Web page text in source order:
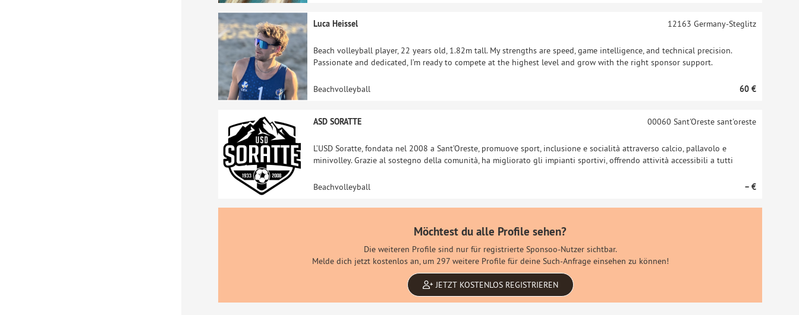
Luca Heissel
Beach volleyball player, 22 years old, 1.82m tall. My strengths are speed, game intelligence, and technical precision.
Passionate and dedicated, I’m ready to compete at the highest level and grow with the right sponsor support.
12163 Germany-Steglitz
Beachvolleyball 60 €
ASD SORATTE
L’USD Soratte, fondata nel 2008 a Sant’Oreste, promuove sport, inclusione e socialità attraverso calcio, pallavolo e
minivolley. Grazie al sostegno della comunità, ha migliorato gli impianti sportivi, offrendo attività accessibili a tutti
00060 Sant'Orestesant'oreste
Beachvolleyball – €
Möchtest du alle Profile sehen?
Die weiteren Profile sind nur für registrierte Sponsoo-Nutzer sichtbar.
Melde dich jetzt kostenlos an, um 297 weitere Profile für deine Such-Anfrage einsehen zu können!
JETZT KOSTENLOS REGISTRIEREN